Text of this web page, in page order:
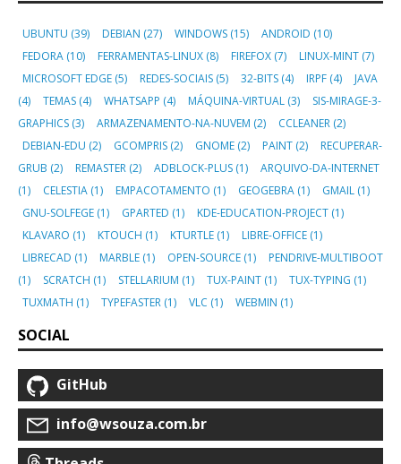
UBUNTU (39) DEBIAN (27) WINDOWS (15) ANDROID (10)
FEDORA (10) FERRAMENTAS-LINUX (8) FIREFOX (7) LINUX-MINT (7)
MICROSOFT EDGE (5) REDES-SOCIAIS (5) 32-BITS (4) IRPF (4)
JAVA
(4)
TEMAS (4) WHATSAPP (4) MÁQUINA-VIRTUAL (3)
SIS-MIRAGE-3-
GRAPHICS (3) ARMAZENAMENTO-NA-NUVEM (2) CCLEANER (2)
DEBIAN-EDU (2) GCOMPRIS (2) GNOME (2) PAINT (2)
RECUPERAR-
GRUB (2) REMASTER (2) ADBLOCK-PLUS (1)
ARQUIVO-DA-INTERNET
(1)
CELESTIA (1) EMPACOTAMENTO (1) GEOGEBRA (1) GMAIL (1)
GNU-SOLFEGE (1) GPARTED (1) KDE-EDUCATION-PROJECT (1)
KLAVARO (1) KTOUCH (1) KTURTLE (1) LIBRE-OFFICE (1)
LIBRECAD (1) MARBLE (1) OPEN-SOURCE (1)
PENDRIVE-MULTIBOOT
(1)
SCRATCH (1) STELLARIUM (1) TUX-PAINT (1) TUX-TYPING (1)
TUXMATH (1) TYPEFASTER (1) VLC (1) WEBMIN (1)
SOCIAL
GitHub
info@wsouza.com.br